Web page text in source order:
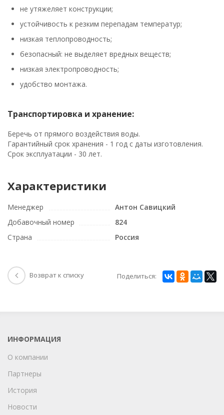
не утяжеляет конструкции;
устойчивость к резким перепадам температур;
низкая теплопроводность;
безопасный: не выделяет вредных веществ;
низкая электропроводность;
удобство монтажа.
Транспортировка и хранение:
Беречь от прямого воздействия воды.
Гарантийный срок хранения - 1 год с даты изготовления.
Срок эксплуатации - 30 лет.
Характеристики
Менеджер
Антон Савицкий
Добавочный номер
824
Страна
Россия
Возврат к списку Поделиться:
ИНФОРМАЦИЯ
О компании
Партнеры
История
Новости